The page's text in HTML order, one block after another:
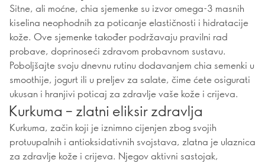
Sitne, ali moćne, chia sjemenke su izvor omega-3 masnih
kiselina neophodnih za poticanje elastičnosti i hidratacije
kože. Ove sjemenke također podržavaju pravilni rad
probave, doprinoseći zdravom probavnom sustavu.
Poboljšajte svoju dnevnu rutinu dodavanjem chia semenki u
smoothije, jogurt ili u preljev za salate, čime ćete osigurati
ukusan i hranjivi poticaj za zdravlje vaše kože i crijeva.
Kurkuma – zlatni eliksir zdravlja
Kurkuma, začin koji je iznimno cijenjen zbog svojih
protuupalnih i antioksidativnih svojstava, zlatna je ulaznica
za zdravlje kože i crijeva. Njegov aktivni sastojak,